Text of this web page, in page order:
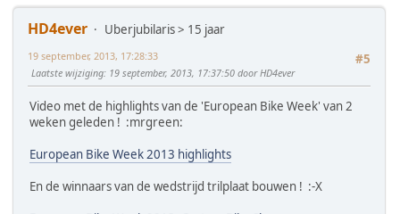
HD4ever
Uberjubilaris > 15 jaar
#5
19 september, 2013, 17:28:33
Laatste wijziging: 19 september, 2013, 17:37:50 door HD4ever
Video met de highlights van de 'European Bike Week' van 2
weken geleden ! :mrgreen:
European Bike Week 2013 highlights
En de winnaars van de wedstrijd trilplaat bouwen ! :-X